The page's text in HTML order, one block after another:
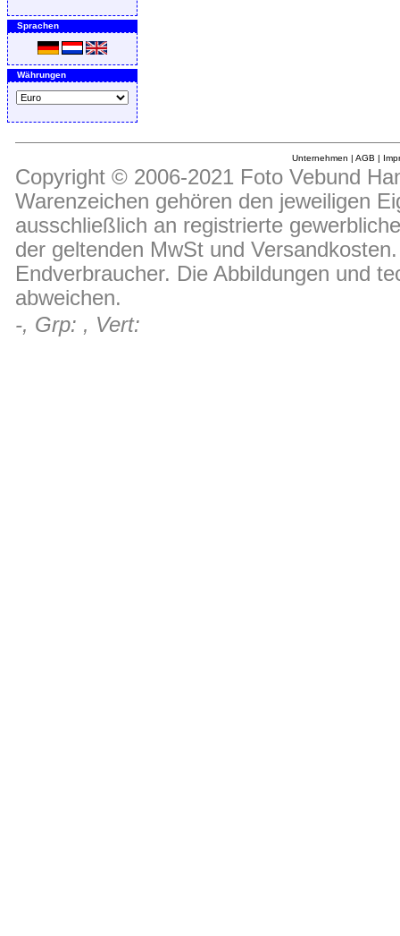
Sprachen
Währungen
Unternehmen | AGB |
Copyright © 2006-2021 Foto Vebund
Warenzeichen gehören den jeweiligen
ausschließlich an registrierte
der geltenden MwSt und
Endverbraucher. Die Abbildungen und
abweichen.
-, Grp: , Vert: